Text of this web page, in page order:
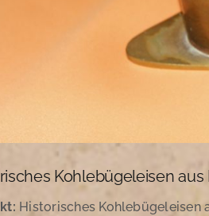
Kohlebügeleisen
Historisches Kohlebügeleisen